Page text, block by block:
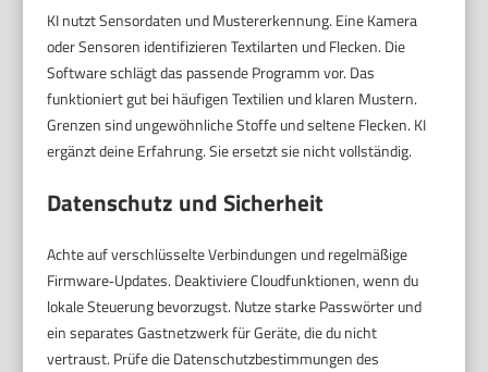
KI nutzt Sensordaten und Mustererkennung. Eine Kamera
oder Sensoren identifizieren Textilarten und Flecken. Die
Software schlägt das passende Programm vor. Das
funktioniert gut bei häufigen Textilien und klaren Mustern.
Grenzen sind ungewöhnliche Stoffe und seltene Flecken. KI
ergänzt deine Erfahrung. Sie ersetzt sie nicht vollständig.
Datenschutz und Sicherheit
Achte auf verschlüsselte Verbindungen und regelmäßige
Firmware‑Updates. Deaktiviere Cloudfunktionen, wenn du
lokale Steuerung bevorzugst. Nutze starke Passwörter und
ein separates Gastnetzwerk für Geräte, die du nicht
vertraust. Prüfe die Datenschutzbestimmungen des